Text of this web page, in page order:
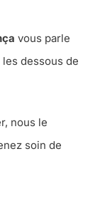
vous parle
dessous de
nous le
soin de